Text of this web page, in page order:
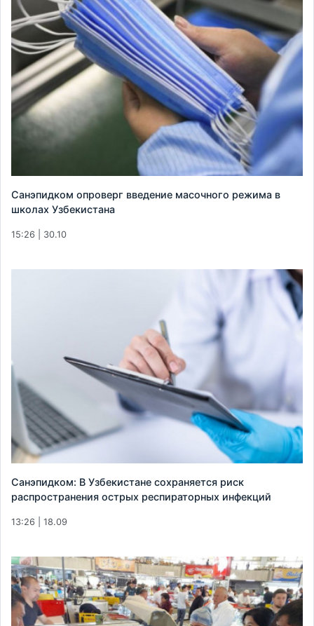
Санэпидком опроверг введение масочного режима в
школах Узбекистана
15:26 | 30.10
Санэпидком: В Узбекистане сохраняется риск
распространения острых респираторных инфекций
13:26 | 18.09